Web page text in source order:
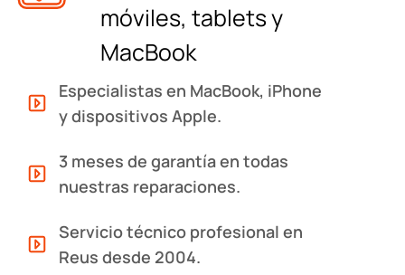
móviles, tablets y
MacBook
Especialistas en MacBook, iPhone
y dispositivos Apple.
3 meses de garantía en todas
nuestras reparaciones.
Servicio técnico profesional en
Reus desde 2004.